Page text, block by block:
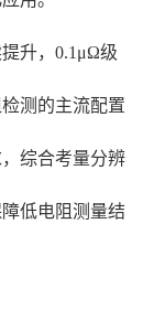
升，0.1μΩ级
测的主流配置
综合考量分辨
低电阻测量结